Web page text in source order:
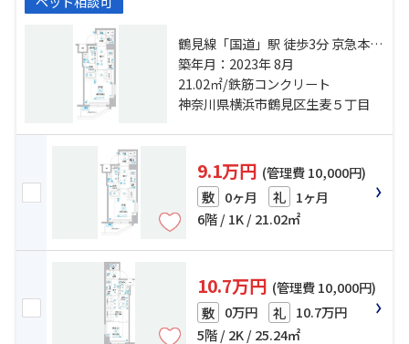
鶴見線「国道」駅 徒歩3分 京急本線
「花月総持寺」駅 徒歩3分 京浜東北
線「鶴見」駅 徒歩11分
築年月：2023年 8月
21.02㎡/鉄筋コンクリート
神奈川県横浜市鶴見区生麦５丁目
9.1万円 (管理費 10,000円)
敷 0ヶ月 礼 1ヶ月
6階 / 1K / 21.02㎡
10.7万円 (管理費 10,000円)
敷 0万円 礼 10.7万円
5階 / 2K / 25.24㎡